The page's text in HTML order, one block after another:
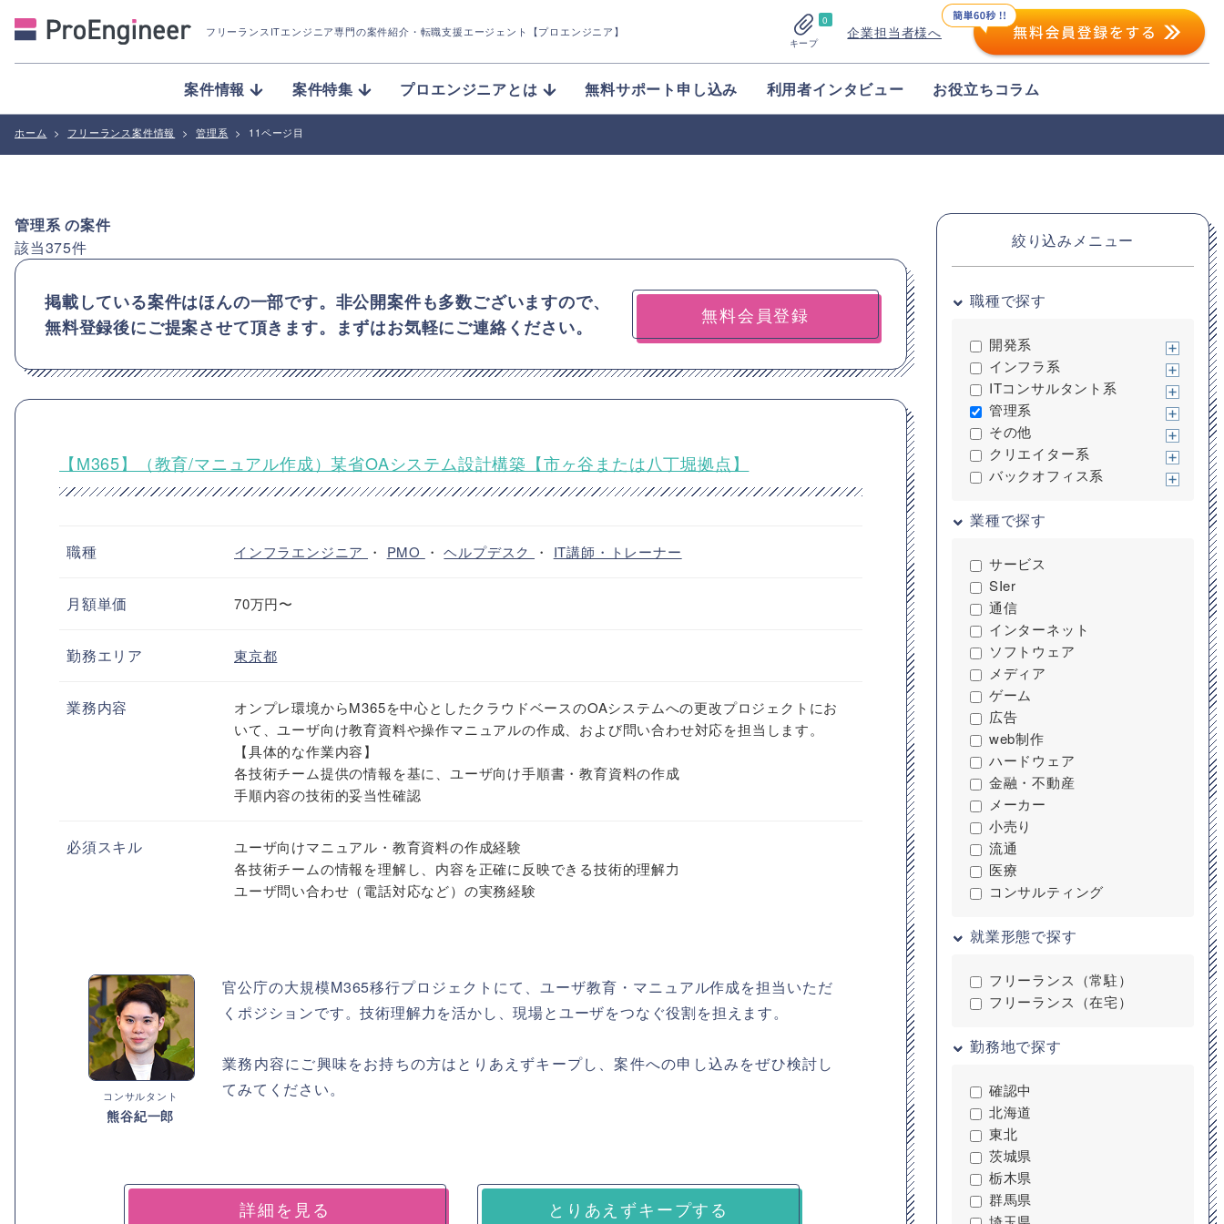
フリーランスITエンジニア専門の案件紹介 ・転職支援エージェント【プロエンジニア】
0
キープ
企業担当者様へ
案件情報 案件特集 プロエンジニアとは 無料サポート申し込み 利用者インタビュー お役立ちコラム
ホーム > フリーランス案件情報 > 管理系 > 11ページ目
管理系の案件
該当375件
掲載している案件はほんの一部です。非公開案件も多数ございますので、
無料登録後にご提案させて頂きます。まずはお気軽にご連絡ください。
無料会員登録
【M365】（教育/マニュアル作成）某省OAシステム設計構築【市ヶ谷または八丁堀拠点】
職種 インフラエンジニア ・ PMO ・ヘルプデスク ・ IT講師・トレーナー
月額単価 70万円〜
勤務エリア 東京都
業務内容
オンプレ環境からM365を中心としたクラウドベースのOAシステムへの更改プロジェクトにお
いて、ユーザ向け教育資料や操作マニュアルの作成、および問い合わせ対応を担当します。
【具体的な作業内容】
各技術チーム提供の情報を基に、ユーザ向け手順書・教育資料の作成
手順内容の技術的妥当性確認
必須スキル
ユーザ向けマニュアル・教育資料の作成経験
各技術チームの情報を理解し、内容を正確に反映できる技術的理解力
ユーザ問い合わせ（電話対応など）の実務経験
コンサルタント
熊谷紀一郎
官公庁の大規模M365移行プロジェクトにて、ユーザ教育・マニュアル作成を担当いただ
くポジションです。技術理解力を活かし、現場とユーザをつなぐ役割を担えます。
業務内容にご興味をお持ちの方はとりあえずキープし、案件への申し込みをぜひ検討し
てみてください。
詳細を見る とりあえずキープする
絞り込みメニュー
職種で探す
開発系
インフラ系
ITコンサルタント系
管理系
その他
クリエイター系
バックオフィス系
業種で探す
サービス
SIer
通信
インターネット
ソフトウェア
メディア
ゲーム
広告
web制作
ハードウェア
金融・不動産
メーカー
小売り
流通
医療
コンサルティング
就業形態で探す
フリーランス（常駐）
フリーランス（在宅）
勤務地で探す
確認中
北海道
東北
茨城県
栃木県
群馬県